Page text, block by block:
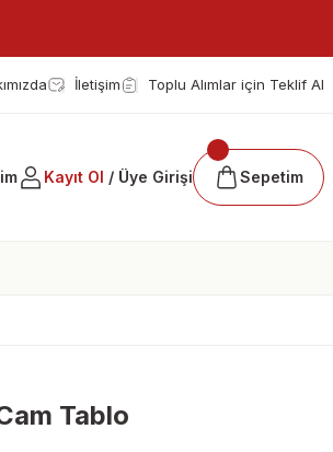
İletişim Toplu Alımlar için Teklif Al
Kayıt Ol / Üye Girişi Sepetim
Tablo